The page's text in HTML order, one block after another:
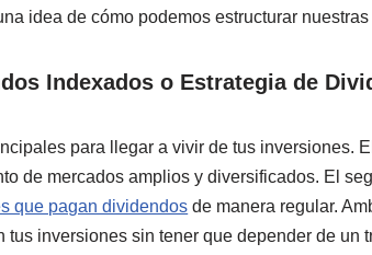
idea de cómo podemos estructurar
Indexados o Estrategia de
para llegar a vivir de tus inversiones.
de mercados amplios y diversificados. El
que pagan dividendos de manera regular.
tus inversiones sin tener que depender de un